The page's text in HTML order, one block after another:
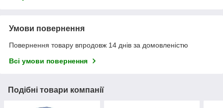
Умови повернення
Повернення товару впродовж 14 днів за домовленістю
Всі умови повернення
Подібні товари компанії